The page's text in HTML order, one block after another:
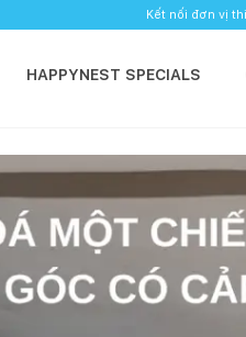
Kết nối đơn vị
HAPPYNEST SPECIALS